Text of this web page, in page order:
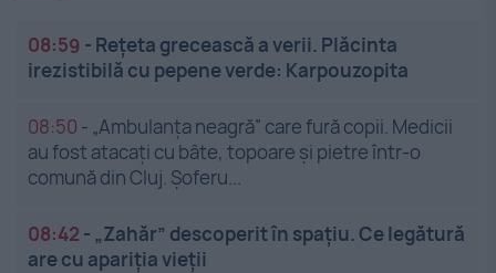
08:59 - Rețeta grecească a verii. Plăcinta
irezistibilă cu pepene verde: Karpouzopita
08:50 - „Ambulanța neagră” care fură copii. Medicii
au fost atacați cu bâte, topoare și pietre într-o
comună din Cluj. Șoferu...
08:42 - „Zahăr” descoperit în spațiu. Ce legătură
are cu apariția vieții